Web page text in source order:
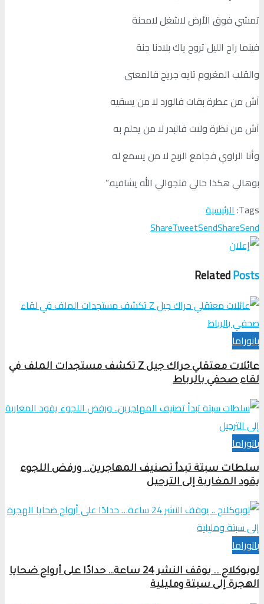
تمشي فوق الأرض لاشغل لامحنة
فينما راح الليل تروح ياك بلادنا جنة
والقلب المغروم تايه جريح فالمعنى
آش من عطرة بقات فالورد لا من يسقيه
آش من نظرة ولات فالبدر لا من يحلم به
وأنا الراوي فجامع الربح لا من يسمع له
بوهالي هكذا حالي فتجوالي الله يشافيه.”
Tags: الرئيسية
ShareTweetSendShareSend
RelatedPosts
بانوراما
عائلات معتقلي حراك جيل Z تكشف مستجدات الملف في
لقاء صحفي بالرباط
بانوراما
سلطات سبتة تبدأ تصنيف المهاجرين.. ورفض اللجوء
يقود المغاربة إلى الترحيل
بانوراما
لوبوكلاج .. يوقف النشر 24 ساعة… حدادًا على أرواح ضحايا
الهجرة إلى سبتة ومليلية